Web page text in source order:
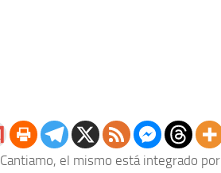
el mismo está integrado por